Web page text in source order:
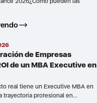
de Empresas
de un MBA Executive en
real tiene un Executive MBA en
trayectoria profesional en...